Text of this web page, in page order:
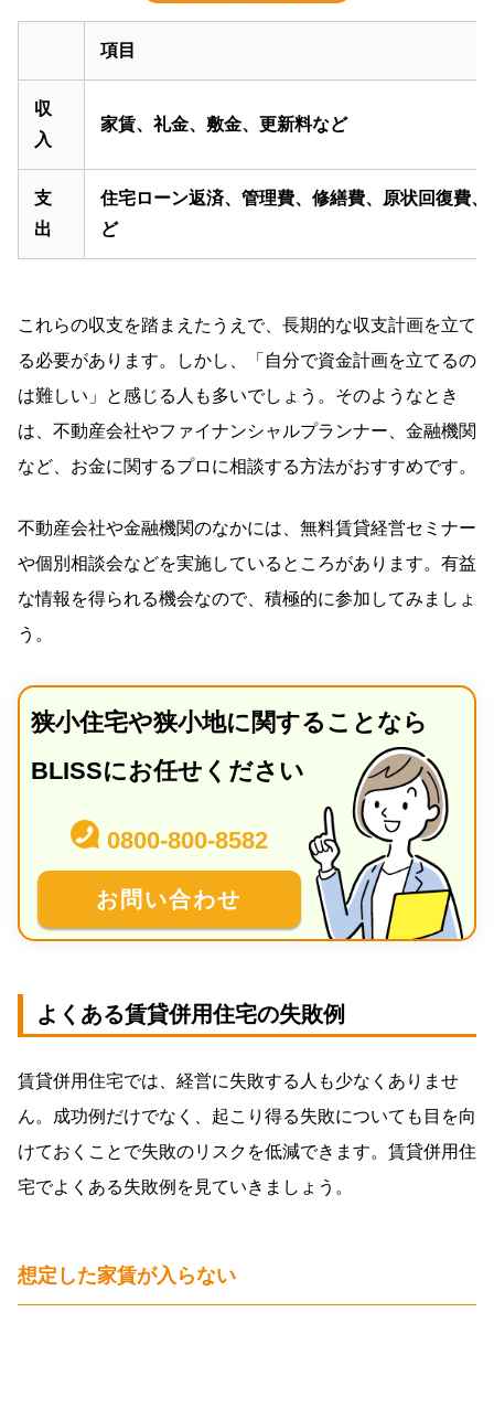
項目
収
入
家賃、礼金、敷金、更新料など
支
出
住宅ローン返済、管理費、修繕費、原状回復費
ど
これらの収支を踏まえたうえで、長期的な収支計画を立て
る必要があります。しかし、「自分で資金計画を立てるの
は難しい」と感じる人も多いでしょう。そのようなとき
は、不動産会社やファイナンシャルプランナー、金融機関
など、お金に関するプロに相談する方法がおすすめです。
不動産会社や金融機関のなかには、無料賃貸経営セミナー
や個別相談会などを実施しているところがあります。有益
な情報を得られる機会なので、積極的に参加してみましょ
う。
狭小住宅や狭小地に関することなら
BLISSにお任せください
0800-800-8582
お問い合わせ
よくある賃貸併用住宅の失敗例
賃貸併用住宅では、経営に失敗する人も少なくありませ
ん。成功例だけでなく、起こり得る失敗についても目を向
けておくことで失敗のリスクを低減できます。賃貸併用住
宅でよくある失敗例を見ていきましょう。
想定した家賃が入らない